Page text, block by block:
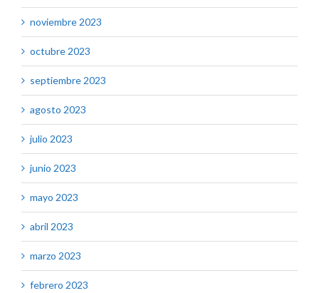
noviembre 2023
octubre 2023
septiembre 2023
agosto 2023
julio 2023
junio 2023
mayo 2023
abril 2023
marzo 2023
febrero 2023